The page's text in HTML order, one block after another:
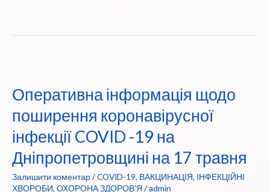
Оперативна інформація щодо
поширення коронавірусної
інфекції COVID -19 на
Дніпропетровщині на 17 травня
Залишити коментар/COVID-19, ВАКЦИНАЦІЯ, ІНФЕКЦІЙНІ
ХВОРОБИ, ОХОРОНА ЗДОРОВ'Я /admin